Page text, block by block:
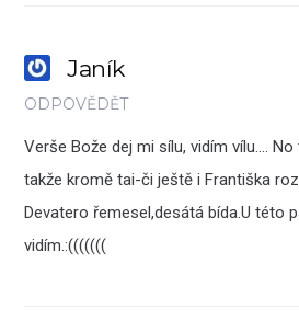
Janík
ODPOVĚDĚT
Verše Bože dej mi sílu, vidím vílu….
takže kromě tai-či ještě i Františka
Devatero řemesel,desátá bída.U této
vidím.:(((((((